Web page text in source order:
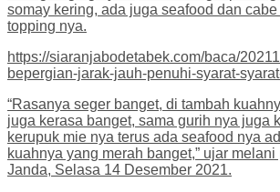
somay kering, ada juga seafood dan
topping nya.
https://siaranjabodetabek.com/baca/
bepergian-jarak-jauh-penuhi-syarat-
“Rasanya seger banget, di tambah
juga kerasa banget, sama gurih nya juga
kerupuk mie nya terus ada seafood nya
kuahnya yang merah banget,” ujar
Janda, Selasa 14 Desember 2021.